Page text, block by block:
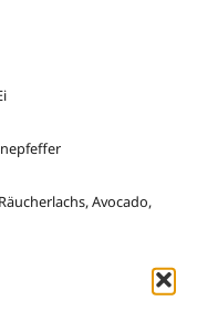
Avocado,